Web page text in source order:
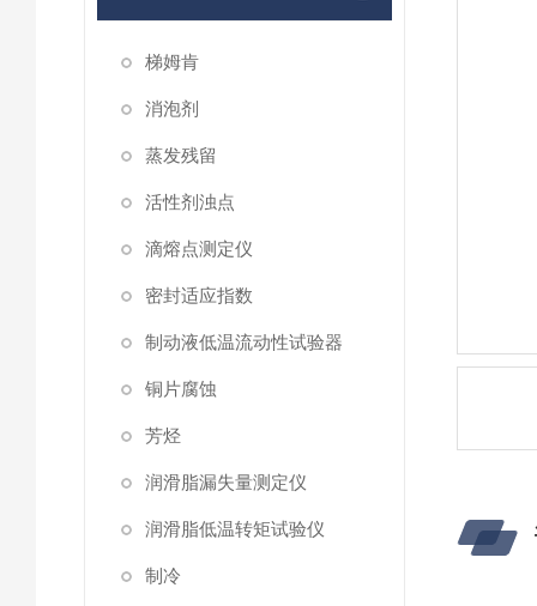
梯姆肯
消泡剂
蒸发残留
活性剂浊点
滴熔点测定仪
密封适应指数
制动液低温流动性试验器
铜片腐蚀
芳烃
润滑脂漏失量测定仪
润滑脂低温转矩试验仪
制冷